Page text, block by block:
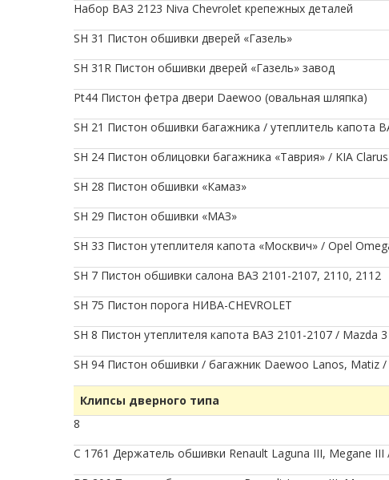
Набор ВАЗ 2123 Niva Chevrolet крепежных деталей
SH 31 Пистон обшивки дверей «Газель»
SH 31R Пистон обшивки дверей «Газель» завод
Pt44 Пистон фетра двери Daewoo (овальная шляпка)
SH 21 Пистон обшивки багажника / утеплитель капота
SH 24 Пистон облицовки багажника «Таврия» / KIA Clarus
SH 28 Пистон обшивки «Камаз»
SH 29 Пистон обшивки «МАЗ»
SH 33 Пистон утеплителя капота «Москвич» / Opel
SH 7 Пистон обшивки салона ВАЗ 2101-2107, 2110, 2112
SH 75 Пистон порога НИВА-CHEVROLET
SH 8 Пистон утеплителя капота ВАЗ 2101-2107 / Mazda 3
SH 94 Пистон обшивки / багажник Daewoo Lanos, Matiz /
Клипсы дверного типа
8
C 1761 Держатель обшивки Renault Laguna III, Megane